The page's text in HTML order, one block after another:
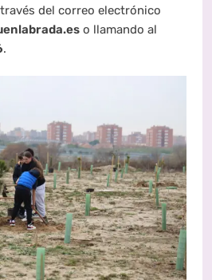
del correo electrónico
o llamando al
.